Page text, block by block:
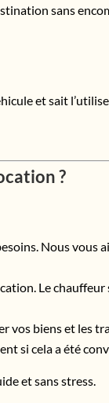
sans
et sait
?
Nous vous
Le chauffeur
vos biens et les
si cela a été
et sans stress.